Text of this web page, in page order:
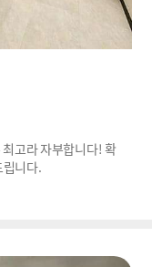
고라 자부합니다! 확
립니다.